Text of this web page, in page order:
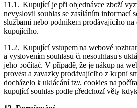
11.1. Kupující je při objednávce zboží
nevyslovil souhlas se zasíláním informací
službami nebo podnikem prodávajícího na
kupujícího.
11.2. Kupující vstupem na webové
a vyslovením souhlasu či nesouhlasu s
jeho počítač. V případě, že je nákup na
provést a závazky prodávajícího z kupní
docházelo k ukládání tzv. cookies na
kupující souhlas podle předchozí věty